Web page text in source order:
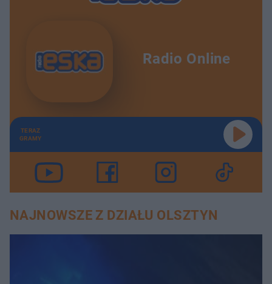
Radio Online
TERAZ
GRAMY
NAJNOWSZE Z DZIAŁU OLSZTYN